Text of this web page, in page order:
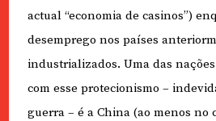
actual “economia de casinos”)
desemprego nos países
industrializados. Uma das
com esse protecionismo –
guerra – é a China (ao menos no